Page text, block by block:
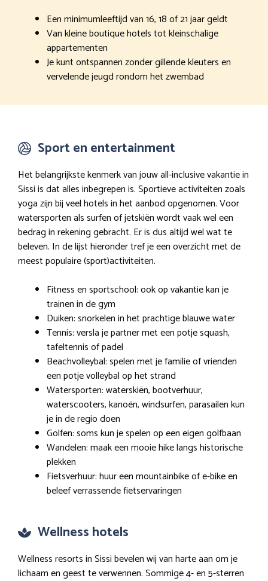
Een minimumleeftijd van 16, 18 of 21 jaar geldt
Van kleine boutique hotels tot kleinschalige
appartementen
Je kunt ontspannen zonder gillende kleuters en
vervelende jeugd rondom het zwembad
Sport en entertainment
Het belangrijkste kenmerk van jouw all-inclusive vakantie in
Sissi is dat alles inbegrepen is. Sportieve activiteiten zoals
yoga zijn bij veel hotels in het aanbod opgenomen. Voor
watersporten als surfen of jetskiën wordt vaak wel een
bedrag in rekening gebracht. Er is dus altijd wel wat te
beleven. In de lijst hieronder tref je een overzicht met de
meest populaire (sport)activiteiten.
Fitness en sportschool: ook op vakantie kan je
trainen in de gym
Duiken: snorkelen in het prachtige blauwe water
Tennis: versla je partner met een potje squash,
tafeltennis of padel
Beachvolleybal: spelen met je familie of vrienden
een potje volleybal op het strand
Watersporten: waterskiën, bootverhuur,
waterscooters, kanoën, windsurfen, parasailen kun
je in de regio doen
Golfen: soms kun je spelen op een eigen golfbaan
Wandelen: maak een mooie hike langs historische
plekken
Fietsverhuur: huur een mountainbike of e-bike en
beleef verrassende fietservaringen
Wellness hotels
Wellness resorts in Sissi bevelen wij van harte aan om je
lichaam en geest te verwennen. Sommige 4- en 5-sterren